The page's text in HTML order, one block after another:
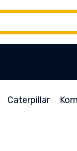
Caterpillar